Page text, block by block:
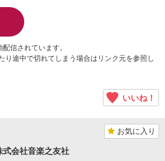
信されています。
り途中で切れてしまう場合はリンク元を参照し
いいね！
お気に入り
式会社音楽之友社